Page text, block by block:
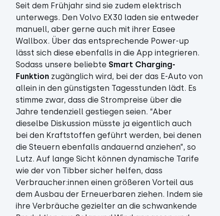
Seit dem Frühjahr sind sie zudem elektrisch
unterwegs. Den Volvo EX30 laden sie entweder
manuell, aber gerne auch mit ihrer Easee
Wallbox. Über das entsprechende Power-up
lässt sich diese ebenfalls in die App integrieren.
Sodass unsere beliebte Smart Charging-
Funktion zugänglich wird, bei der das E-Auto von
allein in den günstigsten Tagesstunden lädt. Es
stimme zwar, dass die Strompreise über die
Jahre tendenziell gestiegen seien. “Aber
dieselbe Diskussion müsste ja eigentlich auch
bei den Kraftstoffen geführt werden, bei denen
die Steuern ebenfalls andauernd anziehen”, so
Lutz. Auf lange Sicht können dynamische Tarife
wie der von Tibber sicher helfen, dass
Verbraucher:innen einen größeren Vorteil aus
dem Ausbau der Erneuerbaren ziehen. Indem sie
ihre Verbräuche gezielter an die schwankende